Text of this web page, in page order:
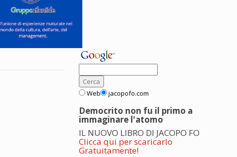
Web jacopofo.com
Democrito non fu il primo a
immaginare l'atomo
IL NUOVO LIBRO DI JACOPO FO
Clicca qui per scaricarlo
Gratuitamente!